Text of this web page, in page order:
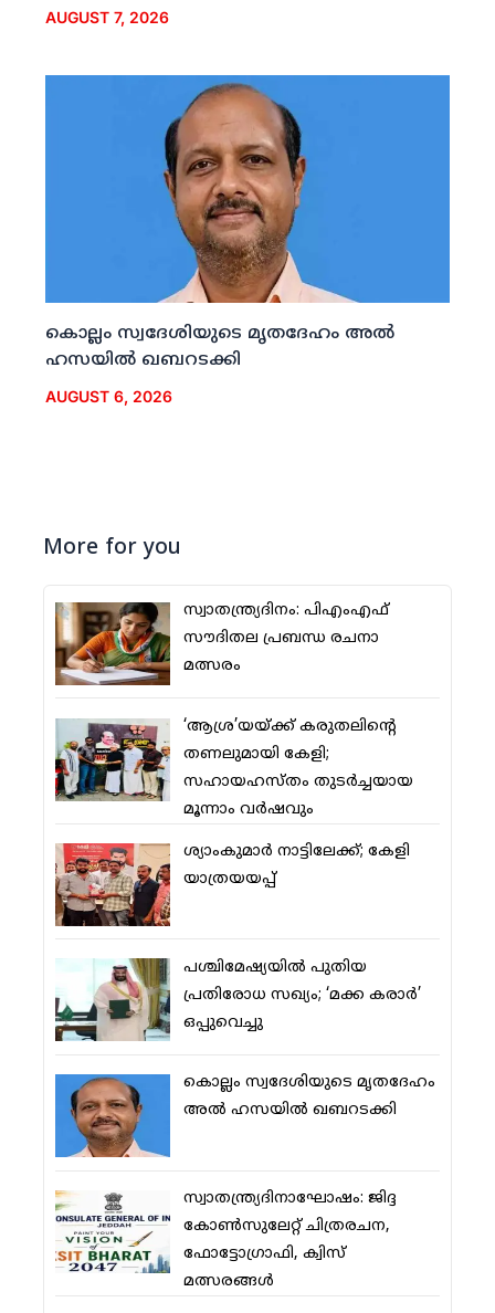
AUGUST 7, 2026
കൊല്ലം സ്വദേശിയുടെ മൃതദേഹം അല്‍
ഹസയില്‍ ഖബറടക്കി
AUGUST 6, 2026
More for you
സ്വാതന്ത്ര്യദിനം: പിഎംഎഫ്
സൗദിതല പ്രബന്ധ രചനാ
മത്സരം
‘ആശ്ര’യയ്ക്ക് കരുതലിന്റെ
തണലുമായി കേളി;
സഹായഹസ്തം തുടര്‍ച്ചയായ
മൂന്നാം വര്‍ഷവും
ശ്യാംകുമാര്‍ നാട്ടിലേക്ക്; കേളി
യാത്രയയപ്പ്
പശ്ചിമേഷ്യയില്‍ പുതിയ
പ്രതിരോധ സഖ്യം; ‘മക്ക കരാര്‍’
ഒപ്പുവെച്ചു
കൊല്ലം സ്വദേശിയുടെ മൃതദേഹം
അല്‍ ഹസയില്‍ ഖബറടക്കി
സ്വാതന്ത്ര്യദിനാഘോഷം: ജിദ്ദ
കോണ്‍സുലേറ്റ് ചിത്രരചന,
ഫോട്ടോഗ്രാഫി, ക്വിസ്
മത്സരങ്ങള്‍